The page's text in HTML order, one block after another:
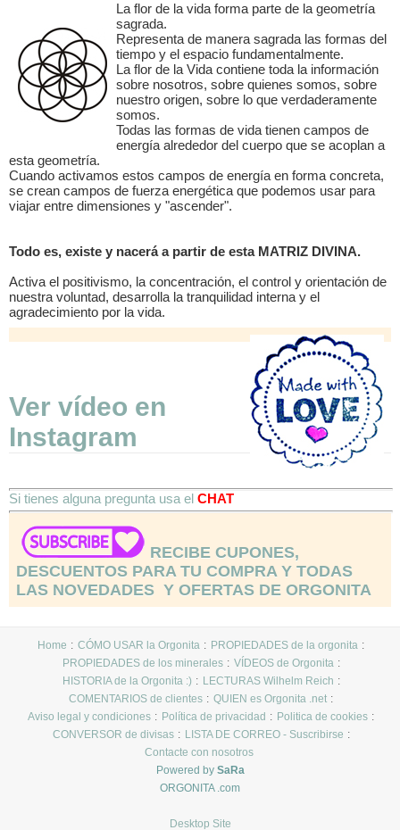
La flor de la vida forma parte de la geometría
sagrada.
Representa de manera sagrada las formas del
tiempo y el espacio fundamentalmente.
La flor de la Vida contiene toda la información
sobre nosotros, sobre quienes somos, sobre
nuestro origen, sobre lo que verdaderamente
somos.
Todas las formas de vida tienen campos de
energía alrededor del cuerpo que se acoplan a
esta geometría.
Cuando activamos estos campos de energía en forma concreta,
se crean campos de fuerza energética que podemos usar para
viajar entre dimensiones y "ascender".
Todo es, existe y nacerá a partir de esta MATRIZ DIVINA.
Activa el positivismo, la concentración, el control y orientación de
nuestra voluntad, desarrolla la tranquilidad interna y el
agradecimiento por la vida.
Ver vídeo en
Instagram
Si tienes alguna pregunta usa el CHAT
RECIBE CUPONES,
DESCUENTOS PARA TU COMPRA Y TODAS
LAS NOVEDADES Y OFERTAS DE ORGONITA
Home CÓMO USAR la Orgonita
PROPIEDADES de la orgonita
PROPIEDADES de los minerales
VÍDEOS de Orgonita
HISTORIA de la Orgonita :)
LECTURAS Wilhelm Reich
COMENTARIOS de clientes
QUIEN es Orgonita .net
Aviso legal y condiciones
Política de privacidad
Politica de cookies
CONVERSOR de divisas
LISTA DE CORREO - Suscribirse
Contacte con nosotros
Powered by SaRa
ORGONITA .com
Desktop Site